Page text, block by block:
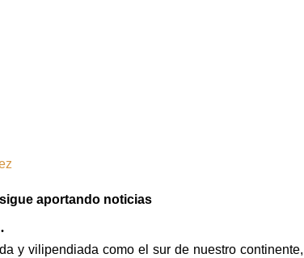
aportando noticias
y vilipendiada como el sur de nuestro